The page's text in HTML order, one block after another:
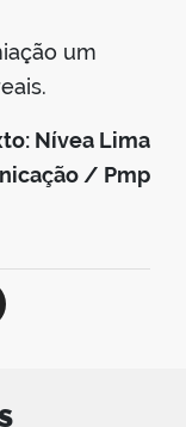
um
Nívea Lima
/ Pmp